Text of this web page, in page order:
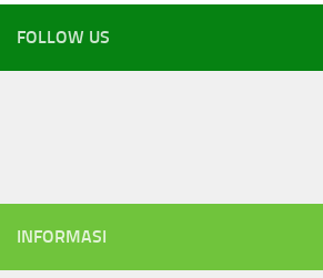
FOLLOW US
INFORMASI